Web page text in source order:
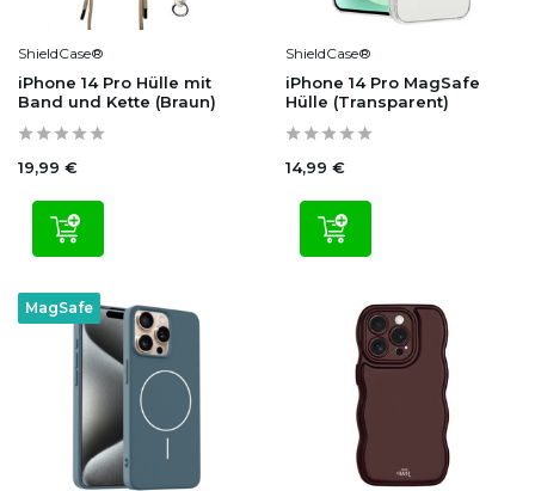
ShieldCase®
iPhone 14 Pro Hülle mit
Band und Kette (Braun)
19,99 €
ShieldCase®
iPhone 14 Pro MagSafe
Hülle (Transparent)
14,99 €
MagSafe